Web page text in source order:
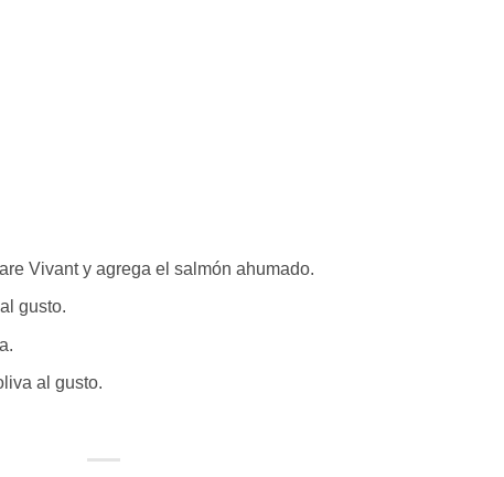
Vivant y agrega el salmón ahumado.
gusto.
al gusto.